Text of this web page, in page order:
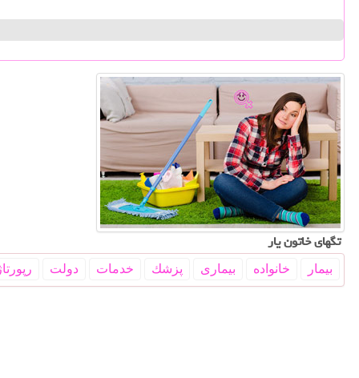
تگهای خاتون یار
بیمار خانواده بیماری پزشك خدمات دولت رپورتاژ